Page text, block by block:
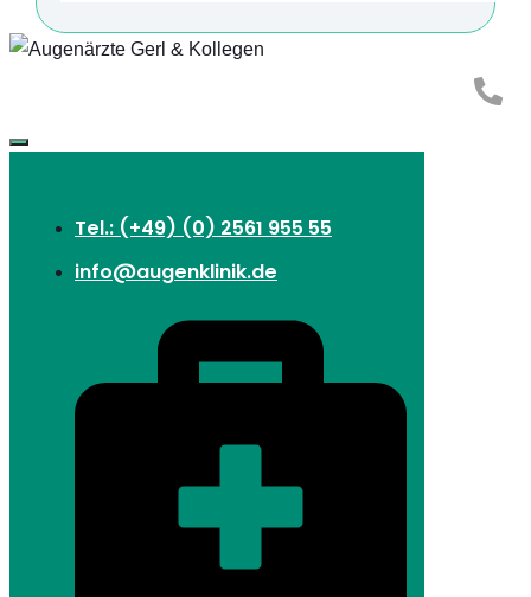
Tel.: (+49) (0) 2561 955 55
info@augenklinik.de